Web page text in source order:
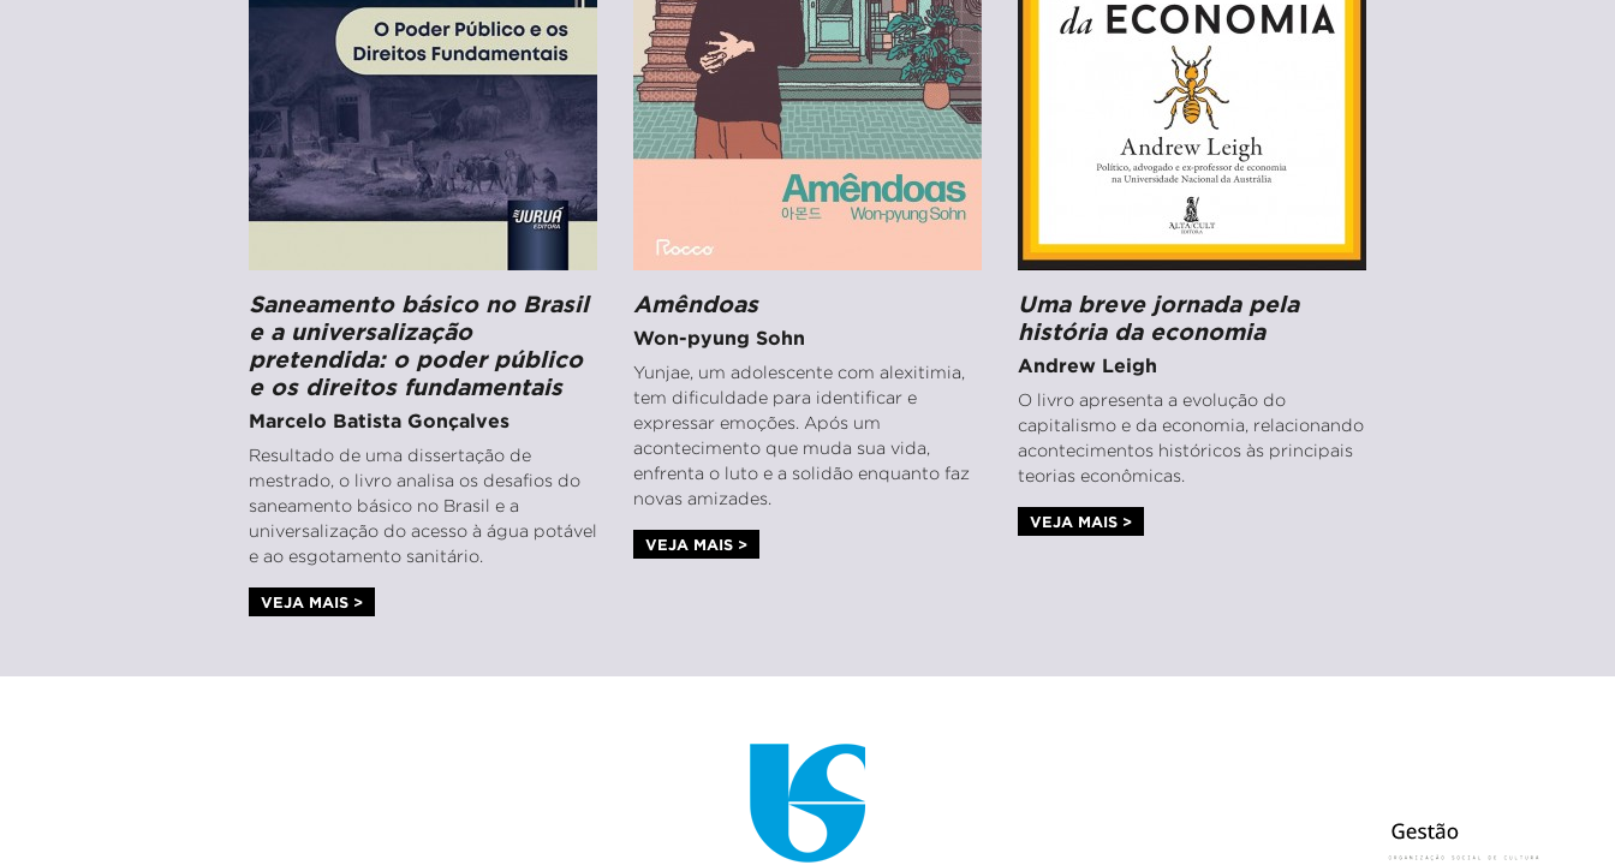
Saneamento básico no Brasil
e a universalização
pretendida: o poder público
e os direitos fundamentais
Marcelo Batista Gonçalves
Resultado de uma dissertação de
mestrado, o livro analisa os desafios do
saneamento básico no Brasil e a
universalização do acesso à água potável
e ao esgotamento sanitário.
VEJA MAIS >
Amêndoas
Won-pyung Sohn
Yunjae, um adolescente com alexitimia,
tem dificuldade para identificar e
expressar emoções. Após um
acontecimento que muda sua vida,
enfrenta o luto e a solidão enquanto faz
novas amizades.
VEJA MAIS >
Uma breve jornada pela
história da economia
Andrew Leigh
O livro apresenta a evolução do
capitalismo e da economia, relacionando
acontecimentos históricos às principais
teorias econômicas.
VEJA MAIS >